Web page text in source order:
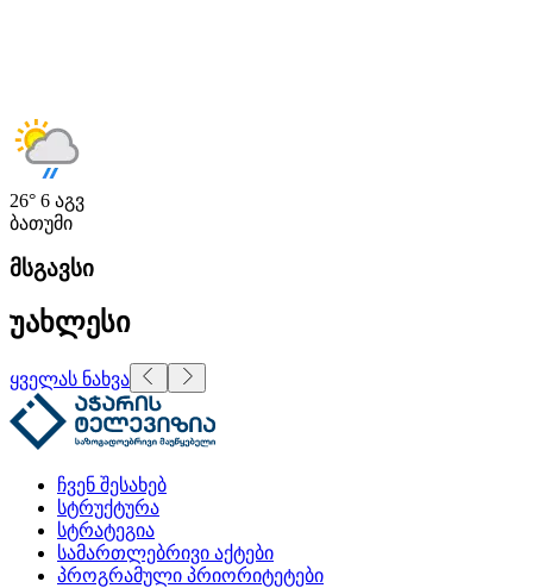
26° 6 აგვ
ბათუმი
მსგავსი
უახლესი
ყველას ნახვა
ჩვენ შესახებ
სტრუქტურა
სტრატეგია
სამართლებრივი აქტები
პროგრამული პრიორიტეტები